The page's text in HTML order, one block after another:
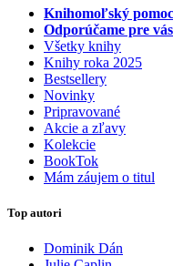
Knihomoľský
Odporúčame pre vás
Všetky knihy
Knihy roka 2025
Bestsellery
Novinky
Pripravované
Akcie a zľavy
Kolekcie
BookTok
Mám záujem o titul
Top autori
Dominik Dán